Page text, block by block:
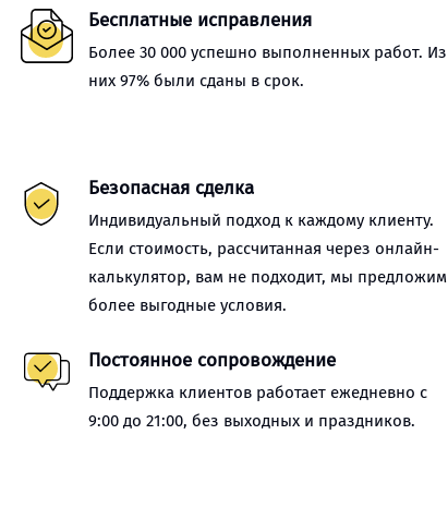
Бесплатные исправления
Более 30 000 успешно выполненных работ. Из
них 97% были сданы в срок.
Безопасная сделка
Индивидуальный подход к каждому клиенту.
Если стоимость, рассчитанная через онлайн-
калькулятор, вам не подходит, мы предложим
более выгодные условия.
Постоянное сопровождение
Поддержка клиентов работает ежедневно с
9:00 до 21:00, без выходных и праздников.